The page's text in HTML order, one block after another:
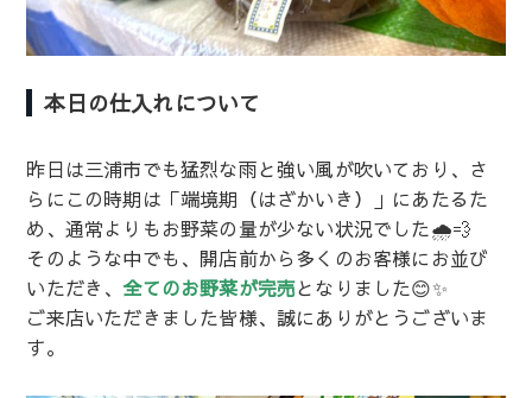
本日の仕入れについて
昨日は三浦市でも猛烈な雨と強い風が吹いており、さ
らにこの時期は「端境期（はざかいき）」にあたるた
め、通常よりもお野菜の量が少ない状況でした🌧️💨
そのような中でも、開店前から多くのお客様にお並び
いただき、全てのお野菜が完売となりました😊✨
ご来店いただきました皆様、誠にありがとうございま
す。